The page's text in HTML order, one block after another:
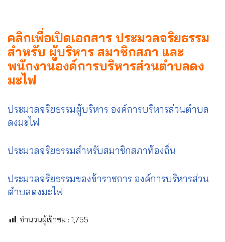
คลิกเพื่อเปิดเอกสาร ประมวลจริยธรรม
สำหรับ ผู้บริหาร สมาชิกสภา และ
พนักงานองค์การบริหารส่วนตำบลดง
มะไฟ
ประมวลจริยธรรมผู้บริหาร องค์การบริหารส่วนตำบล
ดงมะไฟ
ประมวลจริยธรรมสำหรับสมาชิกสภาท้องถิ่น
ประมวลจริยธรรมของข้าราชการ องค์การบริหารส่วน
ตำบลดงมะไฟ
จำนวนผู้เข้าชม : 1,755